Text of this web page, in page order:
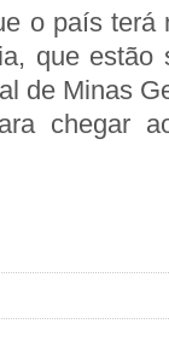
o país terá
que estão
de Minas
chegar